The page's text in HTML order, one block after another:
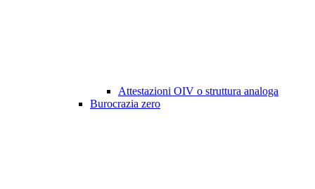
Attestazioni OIV o struttura analoga
Burocrazia zero